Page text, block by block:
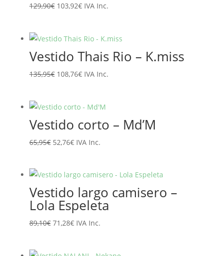
129,90€ El
era:
129,90€.
103,92€El
es:
103,92€.
IVA Inc.
Vestido Thais Rio – K.miss
135,95€ El
era:
135,95€.
108,76€El
es:
108,76€.
IVA Inc.
Vestido corto – Md’M
65,95€ El
era:
65,95€.
52,76€El
es:
52,76€.
IVA Inc.
Vestido largo camisero –
Lola Espeleta
89,10€ El
71,28€ElIVA Inc.